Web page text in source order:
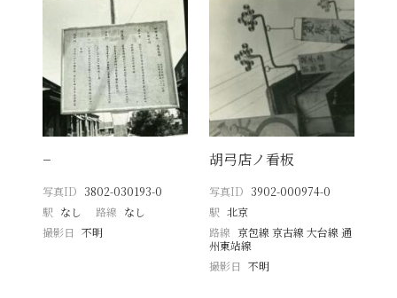
−
写真ID 3802-030193-0
駅 なし 路線 なし
撮影日
不明
胡弓店ノ看板
写真ID 3902-000974-0
駅 北京
路線 京包線 京古線 大台線 通
州東站線
撮影日 不明